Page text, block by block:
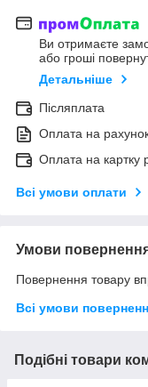
Ви отримаєте
або гроші
Детальніше
Післяплата
Оплата на
Оплата на картку
Всі умови оплати
Умови
Повернення товару
Всі умови
Подібні товари